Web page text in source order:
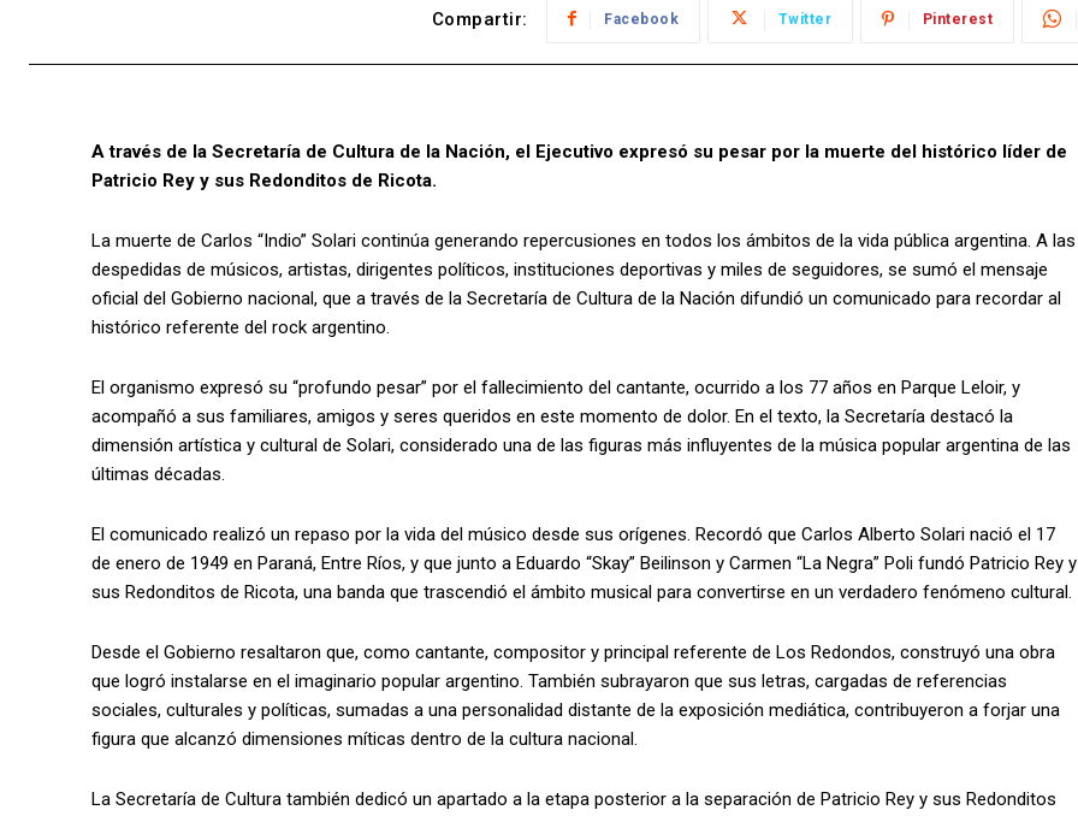
Compartir: Facebook Twitter Pinterest
A través de la Secretaría de Cultura de la Nación, el Ejecutivo expresó su pesar por la muerte del histórico líder de
Patricio Rey y sus Redonditos de Ricota.
La muerte de Carlos “Indio” Solari continúa generando repercusiones en todos los ámbitos de la vida pública argentina. A las
despedidas de músicos, artistas, dirigentes políticos, instituciones deportivas y miles de seguidores, se sumó el mensaje
oficial del Gobierno nacional, que a través de la Secretaría de Cultura de la Nación difundió un comunicado para recordar al
histórico referente del rock argentino.
El organismo expresó su “profundo pesar” por el fallecimiento del cantante, ocurrido a los 77 años en Parque Leloir, y
acompañó a sus familiares, amigos y seres queridos en este momento de dolor. En el texto, la Secretaría destacó la
dimensión artística y cultural de Solari, considerado una de las figuras más influyentes de la música popular argentina de las
últimas décadas.
El comunicado realizó un repaso por la vida del músico desde sus orígenes. Recordó que Carlos Alberto Solari nació el 17
de enero de 1949 en Paraná, Entre Ríos, y que junto a Eduardo “Skay” Beilinson y Carmen “La Negra” Poli fundó Patricio Rey y
sus Redonditos de Ricota, una banda que trascendió el ámbito musical para convertirse en un verdadero fenómeno cultural.
Desde el Gobierno resaltaron que, como cantante, compositor y principal referente de Los Redondos, construyó una obra
que logró instalarse en el imaginario popular argentino. También subrayaron que sus letras, cargadas de referencias
sociales, culturales y políticas, sumadas a una personalidad distante de la exposición mediática, contribuyeron a forjar una
figura que alcanzó dimensiones míticas dentro de la cultura nacional.
La Secretaría de Cultura también dedicó un apartado a la etapa posterior a la separación de Patricio Rey y sus Redonditos